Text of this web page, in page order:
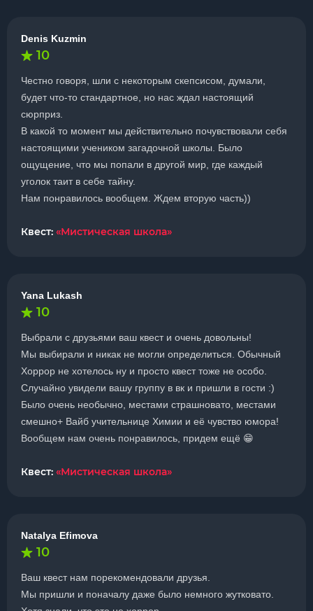
Denis Kuzmin
10
Честно говоря, шли с некоторым скепсисом, думали,
будет что-то стандартное, но нас ждал настоящий
сюрприз.
В какой то момент мы действительно почувствовали себя
настоящими учеником загадочной школы. Было
ощущение, что мы попали в другой мир, где каждый
уголок таит в себе тайну.
Нам понравилось вообщем. Ждем вторую часть))
Квест: «Мистическая школа»
Yana Lukash
10
Выбрали с друзьями ваш квест и очень довольны!
Мы выбирали и никак не могли определиться. Обычный
Хоррор не хотелось ну и просто квест тоже не особо.
Случайно увидели вашу группу в вк и пришли в гости :)
Было очень необычно, местами страшновато, местами
смешно+ Вайб учительнице Химии и её чувство юмора!
Вообщем нам очень понравилось, придем ещё 😁
Квест: «Мистическая школа»
Natalya Efimova
10
Ваш квест нам порекомендовали друзья.
Мы пришли и поначалу даже было немного жутковато.